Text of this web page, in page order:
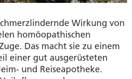
Wirkung von
homöopathischen
Das macht sie zu einem
einer gut ausgerüsteten
und Reiseapotheke.